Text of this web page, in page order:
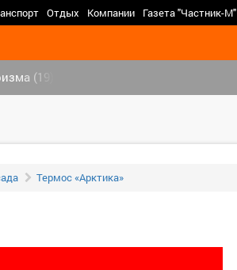
Отдых Компании Газета "Частник-М"
>
(19)
Термос «Арктика»